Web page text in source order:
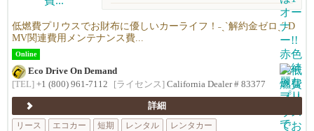
低燃費プリウスでお財布に優しいカーライフ！˗ˏˋ解約金ゼロˎˊ˗D
MV関連費用メンテナンス費...
Online
Eco Drive On Demand
[TEL] +1 (800) 961-7112 [ライセンス] California Dealer # 83377
詳細
リース
エコカー 短期 レンタル レンタカー